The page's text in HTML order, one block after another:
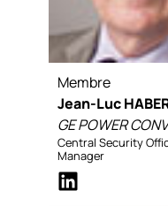
Membre
Jean-Luc
GE POWER
Central Security
Manager